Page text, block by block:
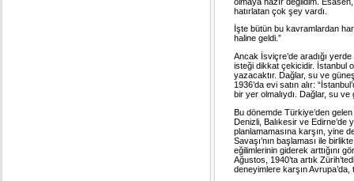
hatırlatan çok şey vardı.
İşte bütün bu kavramlardan
haline geldi.”
Ancak İsviçre’de aradığı
isteği dikkat çekicidir. İstanbul
yazacaktır. Dağlar, su ve
1936’da evi satın alır:
bir yer olmalıydı. Dağlar, su
Bu dönemde Türkiye’den
Denizli, Balıkesir ve Edirne’de
planlamamasına karşın, yine
Savaşı’nın başlaması ile
eğilimlerinin giderek arttığını
Ağustos, 1940’ta artık
deneyimlere karşın